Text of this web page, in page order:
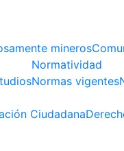
mineros
Normatividad
Normas vigentes
Ciudadana